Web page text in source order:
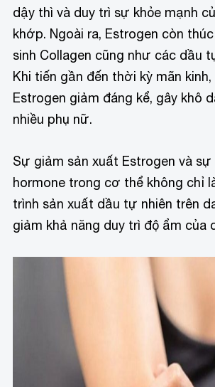
dậy thì và duy trì sự khỏe mạnh
khớp. Ngoài ra, Estrogen còn
sinh Collagen cũng như các dầu
Khi tiến gần đến thời kỳ mãn
Estrogen giảm đáng kể, gây khô
nhiều phụ nữ.
Sự giảm sản xuất Estrogen và
hormone trong cơ thể không chỉ
trình sản xuất dầu tự nhiên trên
giảm khả năng duy trì độ ẩm của